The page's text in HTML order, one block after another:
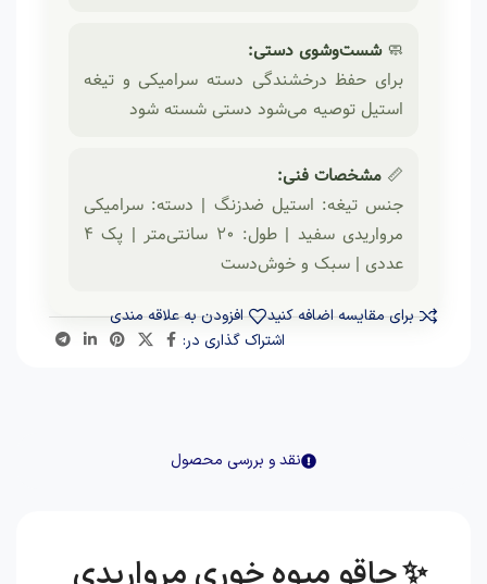
🧼شست‌وشوی دستی:
برای حفظ درخشندگی دسته سرامیکی و تیغه
استیل توصیه می‌شود دستی شسته شود
📏 مشخصات فنی:
جنس تیغه: استیل ضدزنگ | دسته: سرامیکی
مرواریدی سفید | طول: ۲۰ سانتی‌متر | پک ۴
عددی | سبک و خوش‌دست
برای مقایسه اضافه کنید
افزودن به علاقه مندی
اشتراک گذاری در:
نقد و بررسی محصول